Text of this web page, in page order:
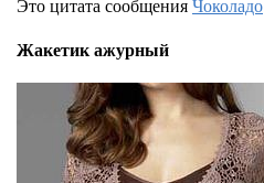
Жакетик ажурный